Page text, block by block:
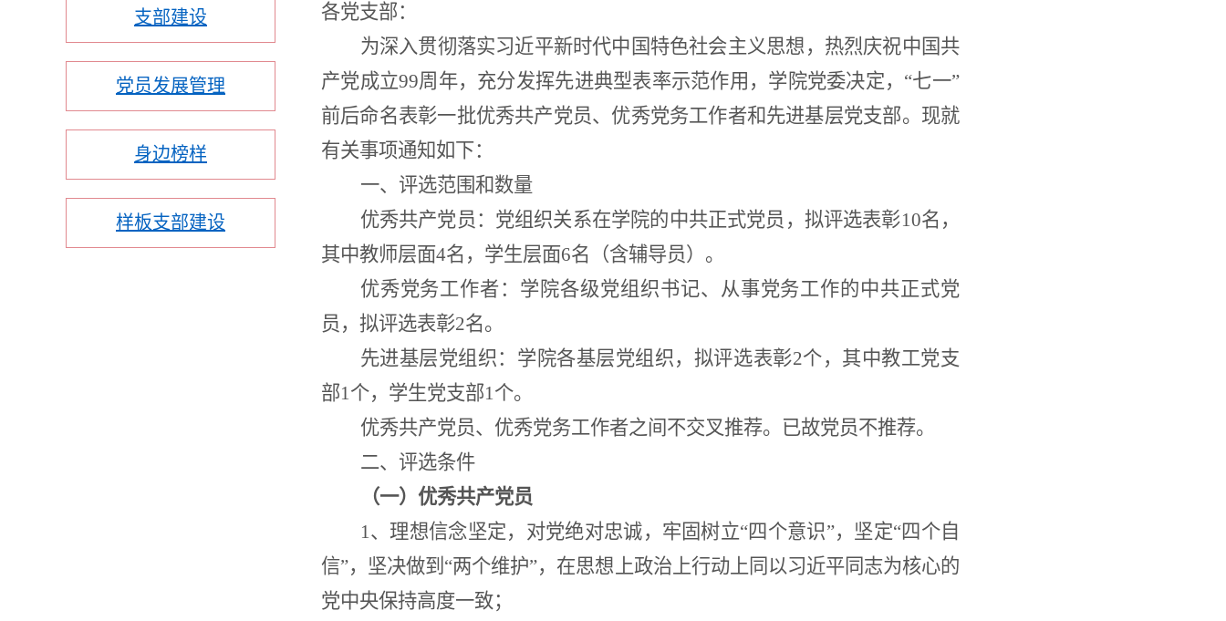
支部建设
党员发展管理
身边榜样
样板支部建设
各党支部：
为深入贯彻落实习近平新时代中国特色社会主义思想，热烈庆祝中国共
产党成立99周年，充分发挥先进典型表率示范作用，学院党委决定，“七一”
前后命名表彰一批优秀共产党员、优秀党务工作者和先进基层党支部。现就
有关事项通知如下：
一、评选范围和数量
优秀共产党员：党组织关系在学院的中共正式党员 ， 拟评选表彰10名，
其中教师层面4名，学生层面6名（含辅导员）。
优秀党务工作者：学院各级党组织书记、从事党务工作的中共正式党
员，拟评选表彰2名。
先进基层党组织：学院各基层党组织，拟评选表彰2个，其中教工党支
部1个，学生党支部1个。
优秀共产党员、优秀党务工作者之间不交叉推荐。已故党员不推荐。
二、评选条件
（一）优秀共产党员
1、理想信念坚定，对党绝对忠诚，牢固树立“四个意识”，坚定“四个自
信”，坚决做到“两个维护”，在思想上政治上行动上同以习近平同志为核心的
党中央保持高度一致；